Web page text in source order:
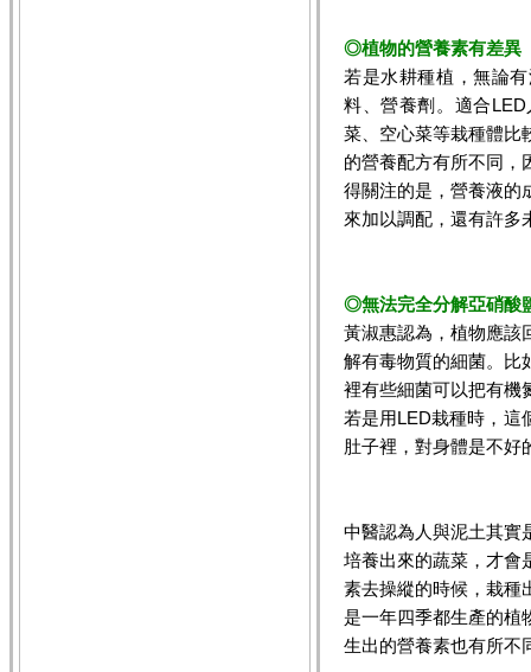
◎植物的營養素有差異
若是水耕種植，無論
料、營養劑。適合
菜、空心菜等栽種體比
的營養配方有所不同，
得關注的是，營養液的
來加以調配，還有許多
◎無法完全分解亞硝酸
黃淑惠認為，植物應該
解有毒物質的細菌。比
裡有些細菌可以把有機
若是用LED栽種時，這
肚子裡，對身體是不好
中醫認為人與泥土其實
培養出來的蔬菜，才會
素去操縱的時候，栽種
是一年四季都生產的植
生出的營養素也有所不